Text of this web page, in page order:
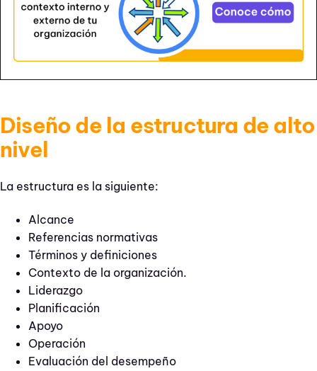
Diseño de la estructura de alto
nivel
La estructura es la siguiente:
Alcance
Referencias normativas
Términos y definiciones
Contexto de la organización.
Liderazgo
Planificación
Apoyo
Operación
Evaluación del desempeño